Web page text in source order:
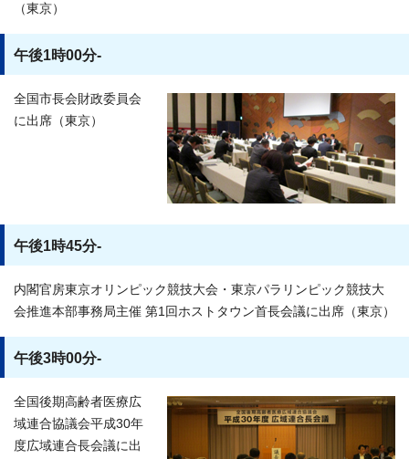
（東京）
午後1時00分-
全国市長会財政委員会
に出席（東京）
午後1時45分-
内閣官房東京オリンピック競技大会・東京パラリンピック競技大
会推進本部事務局主催 第1回ホストタウン首長会議に出席（東京）
午後3時00分-
全国後期高齢者医療広
域連合協議会平成30年
度広域連合長会議に出